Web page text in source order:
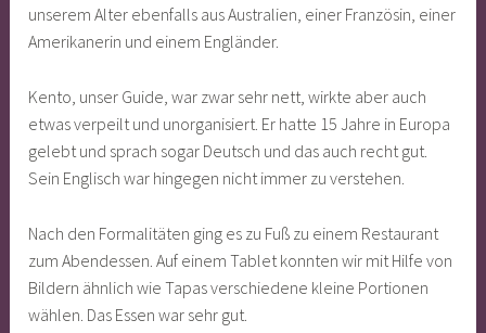
unserem Alter ebenfalls aus Australien, einer Französin, einer
Amerikanerin und einem Engländer.
Kento, unser Guide, war zwar sehr nett, wirkte aber auch
etwas verpeilt und unorganisiert. Er hatte 15 Jahre in Europa
gelebt und sprach sogar Deutsch und das auch recht gut.
Sein Englisch war hingegen nicht immer zu verstehen.
Nach den Formalitäten ging es zu Fuß zu einem Restaurant
zum Abendessen. Auf einem Tablet konnten wir mit Hilfe von
Bildern ähnlich wie Tapas verschiedene kleine Portionen
wählen. Das Essen war sehr gut.